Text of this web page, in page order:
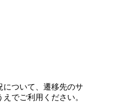
ついて、遷移先のサ
でご利用ください。